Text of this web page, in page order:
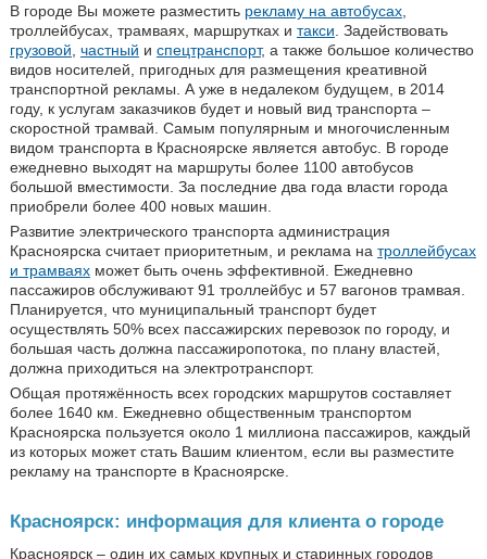
В городе Вы можете разместить рекламу на автобусах,
троллейбусах, трамваях, маршрутках и такси . Задействовать
грузовой частный и спецтранспорт, а также большое количество
видов носителей, пригодных для размещения креативной
транспортной рекламы. А уже в недалеком будущем, в 2014
году, к услугам заказчиков будет и новый вид транспорта –
скоростной трамвай. Самым популярным и многочисленным
видом транспорта в Красноярске является автобус. В городе
ежедневно выходят на маршруты более 1100 автобусов
большой вместимости. За последние два года власти города
приобрели более 400 новых машин.
Развитие электрического транспорта администрация
Красноярска считает приоритетным, и реклама на троллейбусах
и трамваяхможет быть очень эффективной. Ежедневно
пассажиров обслуживают 91 троллейбус и 57 вагонов трамвая.
Планируется, что муниципальный транспорт будет
осуществлять 50% всех пассажирских перевозок по городу, и
большая часть должна пассажиропотока, по плану властей,
должна приходиться на электротранспорт.
Общая протяжённость всех городских маршрутов составляет
более 1640 км. Ежедневно общественным транспортом
Красноярска пользуется около 1 миллиона пассажиров, каждый
из которых может стать Вашим клиентом, если вы разместите
рекламу на транспорте в Красноярске.
Красноярск: информация для клиента о городе
Красноярск – один их самых крупных и старинных городов